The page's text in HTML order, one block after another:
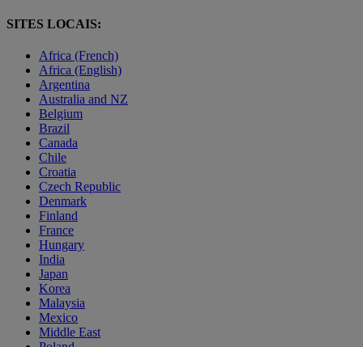
SITES LOCAIS:
Africa (French)
Africa (English)
Argentina
Australia and NZ
Belgium
Brazil
Canada
Chile
Croatia
Czech Republic
Denmark
Finland
France
Hungary
India
Japan
Korea
Malaysia
Mexico
Middle East